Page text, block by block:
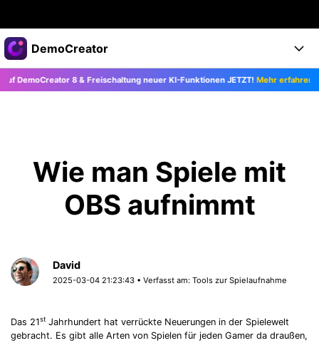
Top-Produkte
KI-gestützte digitale Kreativität
Dienstprogramme
Business
DemoCreator
Produkte
Alle Funktionen >
Lösungen
DemoCreator für
Hilfezentrum
Support
Upgrade auf DemoCreator 8
8 & Freischaltung neuer KI-Funktionen JETZT!Mehr erfahren >>
Wie man Spiele mit
OBS aufnimmt
David
2025-03-04 21:23:43 • Verfasst am:Tools zur Spielaufnahme
Das 21st Jahrhundert hat verrückte Neuerungen in der Spielewelt
gebracht. Es gibt alle Arten von Spielen für jeden Gamer da draußen,